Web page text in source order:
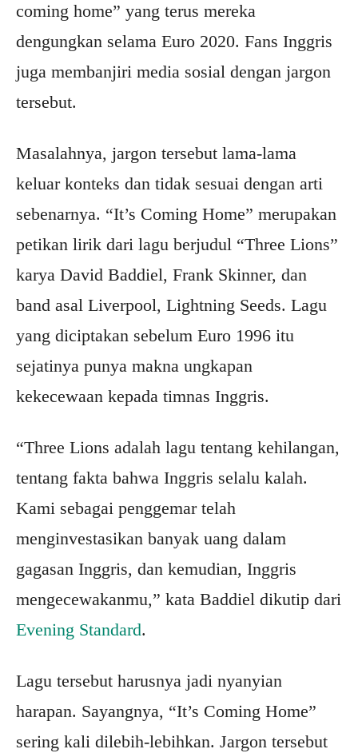
coming home” yang terus mereka
dengungkan selama Euro 2020. Fans Inggris
juga membanjiri media sosial dengan jargon
tersebut.
Masalahnya, jargon tersebut lama-lama
keluar konteks dan tidak sesuai dengan arti
sebenarnya. “It’s Coming Home” merupakan
petikan lirik dari lagu berjudul “Three Lions”
karya David Baddiel, Frank Skinner, dan
band asal Liverpool, Lightning Seeds. Lagu
yang diciptakan sebelum Euro 1996 itu
sejatinya punya makna ungkapan
kekecewaan kepada timnas Inggris.
“Three Lions adalah lagu tentang kehilangan,
tentang fakta bahwa Inggris selalu kalah.
Kami sebagai penggemar telah
menginvestasikan banyak uang dalam
gagasan Inggris, dan kemudian, Inggris
mengecewakanmu,” kata Baddiel dikutip dari
Evening Standard.
Lagu tersebut harusnya jadi nyanyian
harapan. Sayangnya, “It’s Coming Home”
sering kali dilebih-lebihkan. Jargon tersebut